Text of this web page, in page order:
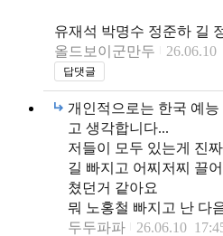
유재석 박명수 정준하 길
올드보이군만두
26.06.10
답댓글
개인적으로는 한국 예
고 생각합니다...
저들이 모두 있는게 진
길 빠지고 어찌저찌 끌
쳤던거 같아요
뭐 노홍철 빠지고 난 다
두두파파
26.06.10